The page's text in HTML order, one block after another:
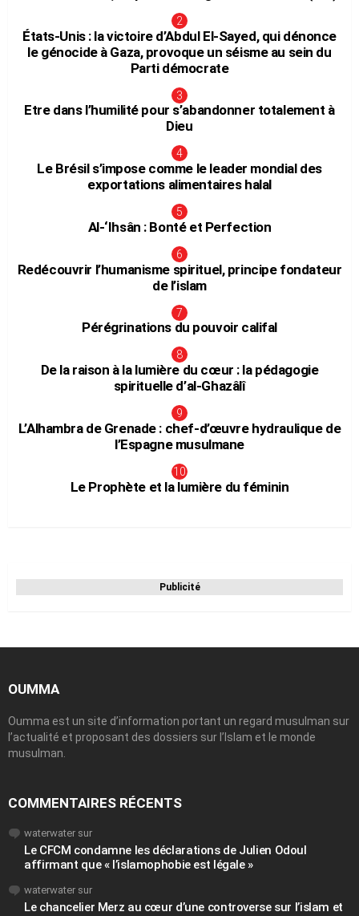
États-Unis : la victoire d’Abdul El-Sayed, qui dénonce
le génocide à Gaza, provoque un séisme au sein du
Parti démocrate
Etre dans l’humilité pour s’abandonner totalement à
Dieu
Le Brésil s’impose comme le leader mondial des
exportations alimentaires halal
Al-‘Ihsân : Bonté et Perfection
Redécouvrir l’humanisme spirituel, principe fondateur
de l’islam
Pérégrinations du pouvoir califal
De la raison à la lumière du cœur : la pédagogie
spirituelle d’al-Ghazâlî
L’Alhambra de Grenade : chef-d’œuvre hydraulique de
l’Espagne musulmane
Le Prophète et la lumière du féminin
Publicité
OUMMA
Oumma est un site d’information portant un regard musulman sur
l’actualité et proposant des dossiers sur l’Islam et le monde
musulman.
COMMENTAIRES RÉCENTS
waterwater sur
Le CFCM condamne les déclarations de Julien Odoul
affirmant que « l’islamophobie est légale »
waterwater sur
Le chancelier Merz au cœur d’une controverse sur l’islam et